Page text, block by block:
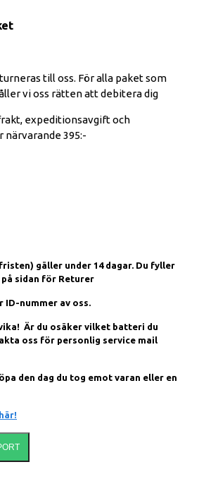
till oss. För alla paket som
vi oss rätten att debitera dig
expeditionsavgift och
395:-
gäller under 14 dagar. Du fyller
sidan för Returer
ID-nummer av oss.
Är du osäker vilket batteri du
oss för personlig service mail
den dag du tog emot varan eller en